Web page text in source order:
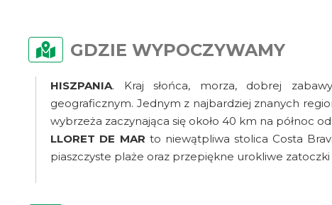
GDZIE WYPOCZYWAMY
HISZPANIA. Kraj słońca, morza, dobrej
geograficznym. Jednym z najbardziej znanych
wybrzeża zaczynająca się około 40 km na północ
LLORET DE MAR to niewątpliwa stolica Costa
piaszczyste plaże oraz przepiękne urokliwe